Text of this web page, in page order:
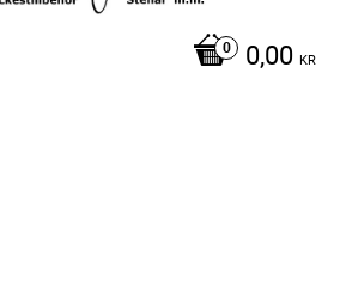
0,00 KR